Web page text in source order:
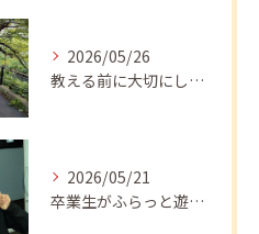
2026/05/26
教える前に大切にしたいこと
2026/05/21
卒業生がふらっと遊びに来てくれました